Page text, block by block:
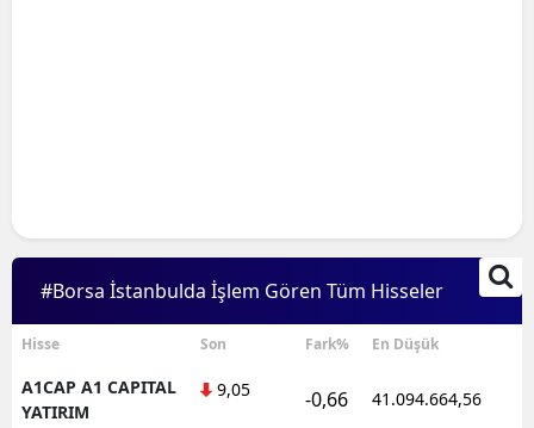
#Borsa İstanbulda İşlem Gören Tüm Hisseler
Hisse Son Fark% En Düşük
A1CAP A1 CAPITAL
YATIRIM
9,05 -0,66 41.094.664,56